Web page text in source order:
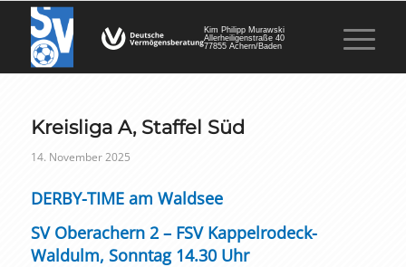
Kim Philipp Murawski
Allerheiligenstraße 40
77855 Achern/Baden
Kreisliga A, Staffel Süd
14. November 2025
DERBY-TIME am Waldsee
SV Oberachern 2 – FSV Kappelrodeck-
Waldulm, Sonntag 14.30 Uhr